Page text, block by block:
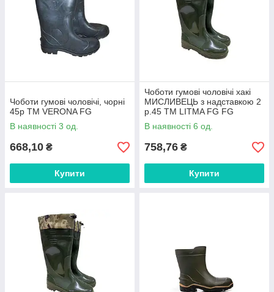
Чоботи гумові чоловічі, чорні
45р ТМ VERONA FG
В наявності 3 од.
668,10 ₴
Купити
Чоботи гумові чоловічі хакі
МИСЛИВЕЦЬ з надставкою 2
р.45 ТМ LITMA FG FG
В наявності 6 од.
758,76 ₴
Купити